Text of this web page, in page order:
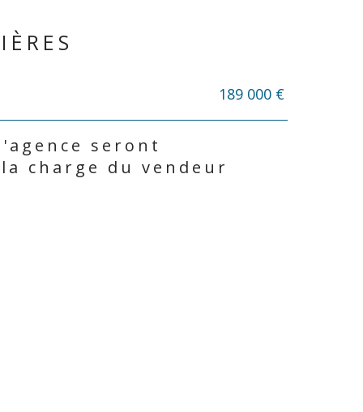
189 000 €
seront
charge du vendeur